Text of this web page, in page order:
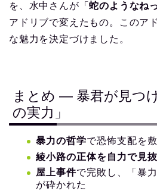
を、水中さんが「蛇のようなね
アドリブで変えたもの。このア
な魅力を決定づけました。
まとめ ― 暴君が見つ
の実力」
暴力の哲学で恐怖支配を
綾小路の正体を自力で見
屋上事件で完敗し、「暴
が砕かれた